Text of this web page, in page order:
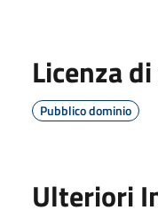
Licenza
Pubblico dominio
Ulteriori